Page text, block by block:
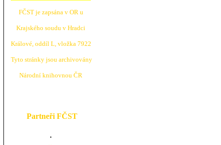
FČST je zapsána v OR u
Krajského soudu v Hradci
Králové, oddíl L, vložka 7922
Tyto stránky jsou archivovány
Národní knihovnou ČR
Partneři FČST